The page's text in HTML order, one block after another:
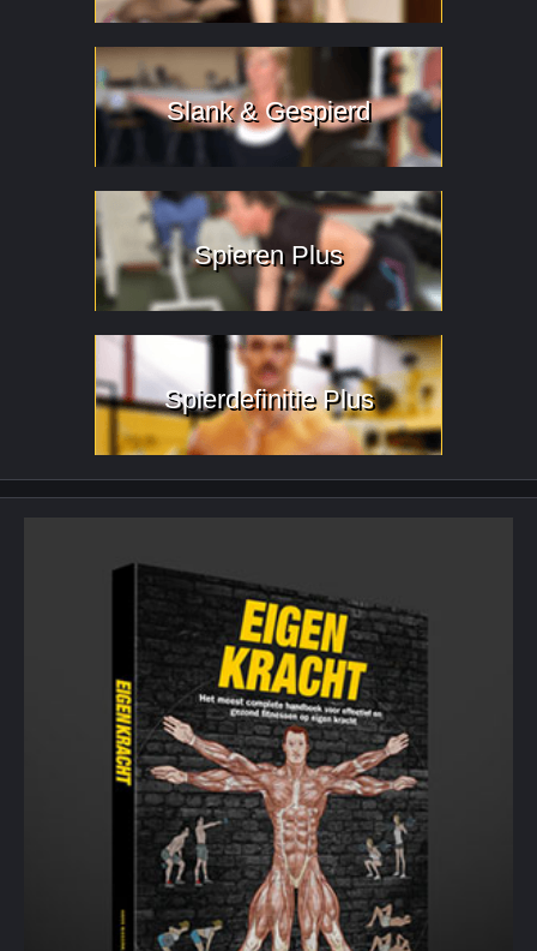
Slank & Gespierd
Spieren Plus
Spierdefinitie Plus